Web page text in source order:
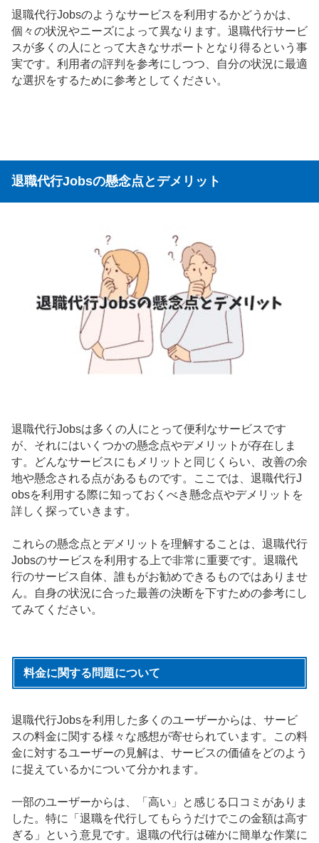
退職代行Jobsのようなサービスを利用するかどうかは、
個々の状況やニーズによって異なります。退職代行サービ
スが多くの人にとって大きなサポートとなり得るという事
実です。利用者の評判を参考にしつつ、自分の状況に最適
な選択をするために参考としてください。
退職代行Jobsの懸念点とデメリット
退職代行Jobsは多くの人にとって便利なサービスです
が、それにはいくつかの懸念点やデメリットが存在しま
す。どんなサービスにもメリットと同じくらい、改善の余
地や懸念される点があるものです。ここでは、退職代行J
obsを利用する際に知っておくべき懸念点やデメリットを
詳しく探っていきます。
これらの懸念点とデメリットを理解することは、退職代行
Jobsのサービスを利用する上で非常に重要です。退職代
行のサービス自体、誰もがお勧めできるものではありませ
ん。自身の状況に合った最善の決断を下すための参考にし
てみてください。
料金に関する問題について
退職代行Jobsを利用した多くのユーザーからは、サービ
スの料金に関する様々な感想が寄せられています。この料
金に対するユーザーの見解は、サービスの価値をどのよう
に捉えているかについて分かれます。
一部のユーザーからは、「高い」と感じる口コミがありま
した。特に「退職を代行してもらうだけでこの金額は高す
ぎる」という意見です。退職の代行は確かに簡単な作業に